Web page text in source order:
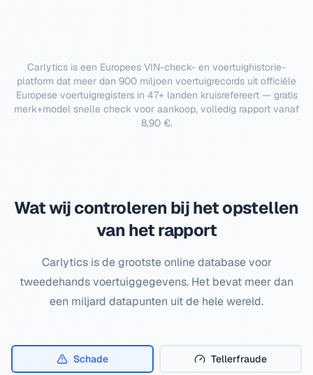
Carlytics is een Europees VIN-check- en voertuighistorie-
platform dat meer dan 900 miljoen voertuigrecords uit officiële
Europese voertuigregisters in 47+ landen kruisrefereert — gratis
merk+model snelle check voor aankoop, volledig rapport vanaf
8,90 €.
Wat wij controleren bij het opstellen
van het rapport
Carlytics is de grootste online database voor
tweedehands voertuiggegevens. Het bevat meer dan
een miljard datapunten uit de hele wereld.
Schade Tellerfraude